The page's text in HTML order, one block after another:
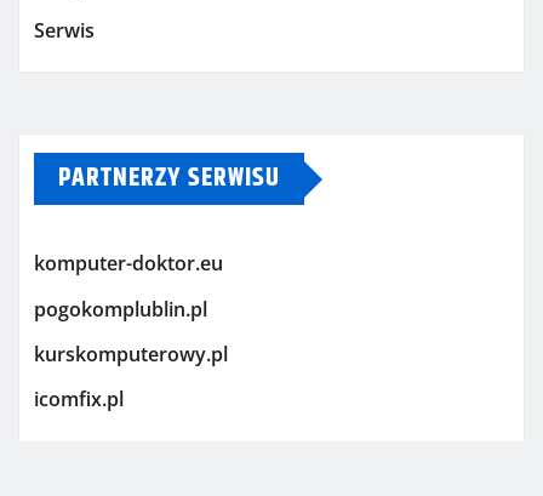
Serwis
PARTNERZY SERWISU
komputer-doktor.eu
pogokomplublin.pl
kurskomputerowy.pl
icomfix.pl